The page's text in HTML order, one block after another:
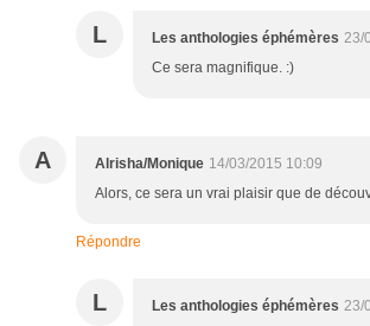
L Les anthologies éphémères 23/
Ce sera magnifique. :)
A Alrisha/Monique 14/03/2015 10:09
Alors, ce sera un vrai plaisir que de
Répondre
L Les anthologies éphémères 23/